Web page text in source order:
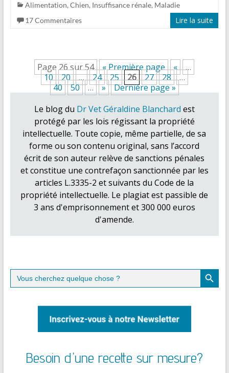
Alimentation, Chien, Insuffisance rénale, Maladie
17 Commentaires
Lire la suite
Page 26 sur 54 « Première page «
…
10
20 … 24 25 26 27 28
…
40
50 … »
Dernière page »
Le blog du Dr Vet Géraldine Blanchard est
protégé par les lois régissant la propriété
intellectuelle. Toute copie, même partielle, de sa
forme ou son contenu original, sans l’accord
écrit de son auteur relève de sanctions pénales
et constitue une contrefaçon sanctionnée par les
articles L.3335-2 et suivants du Code de la
propriété intellectuelle. Le plagiat est passible de
3 ans d'emprisonnement et 300 000 euros
d'amende.
Search
for:
Search Button
Besoin d'une recette sur mesure?